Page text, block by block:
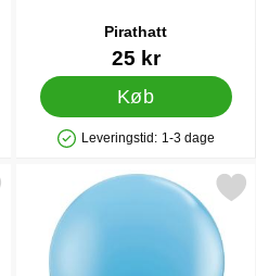
Pirathatt
25 kr
Køb
Produkttilgængelighed: På lager
Leveringstid: 1-3 dage
x 137 cm som favorit
Markér kæmpestor